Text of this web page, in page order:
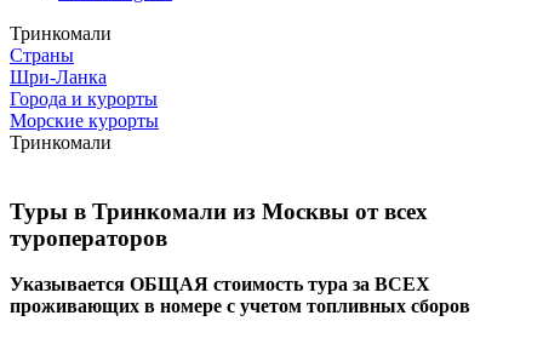
Тринкомали
Страны
Шри-Ланка
Города и курорты
Морские курорты
Тринкомали
Туры в Тринкомали из Москвы от всех
туроператоров
Указывается ОБЩАЯ стоимость тура за ВСЕХ
проживающих в номере с учетом топливных сборов